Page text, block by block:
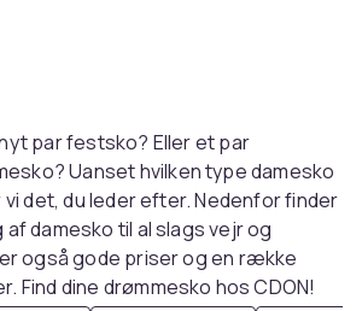
par festsko? Eller et par
Uanset hvilken type damesko
det, du leder efter. Nedenfor finder
damesko til al slags vejr og
også gode priser og en række
Find dine drømmesko hos CDON!